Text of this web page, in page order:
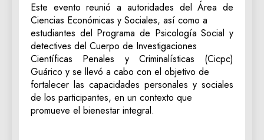
Este evento reunió a autoridades del Área de
Ciencias Económicas y Sociales, así como a
estudiantes del Programa de Psicología Social y
detectives del Cuerpo de Investigaciones
Científicas Penales y Criminalísticas (Cicpc)
Guárico y se llevó a cabo con el objetivo de
fortalecer las capacidades personales y sociales
de los participantes, en un contexto que
promueve el bienestar integral.